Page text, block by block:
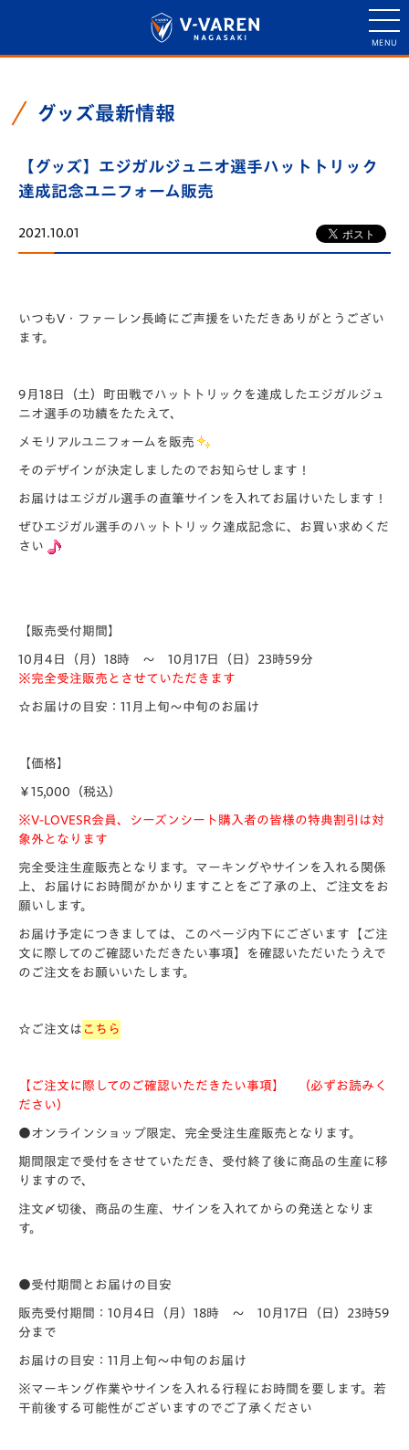
グッズ最新情報
【グッズ】エジガルジュニオ選手ハットトリック
達成記念ユニフォーム販売
2021.10.01
いつもV・ファーレン長崎にご声援をいただきありがとうござい
ます。
9月18日（土）町田戦でハットトリックを達成したエジガルジュ
ニオ選手の功績をたたえて、
メモリアルユニフォームを販売
そのデザインが決定しましたのでお知らせします！
お届けはエジガル選手の直筆サインを入れてお届けいたします！
ぜひエジガル選手のハットトリック達成記念に、お買い求めくだ
さい
【販売受付期間】
10月4日（月）18時 ～ 10月17日（日）23時59分
※完全受注販売とさせていただきます
☆お届けの目安：11月上旬～中旬のお届け
【価格】
￥15,000（税込）
※V-LOVESR会員、シーズンシート購入者の皆様の特典割引は対
象外となります
完全受注生産販売となります。マーキングやサインを入れる関係
上、お届けにお時間がかかりますことをご了承の上、ご注文をお
願いします。
お届け予定につきましては、このページ内下にございます【ご注
文に際してのご確認いただきたい事項】を確認いただいたうえで
のご注文をお願いいたします。
☆ご注文は こちら
【ご注文に際してのご確認いただきたい事項】 （必ずお読みく
ださい）
●オンラインショップ限定、完全受注生産販売となります。
期間限定で受付をさせていただき、受付終了後に商品の生産に移
りますので、
注文〆切後、商品の生産、サインを入れてからの発送となりま
す。
●受付期間とお届けの目安
販売受付期間：10月4日（月）18時 ～ 10月17日（日）23時59
分まで
お届けの目安：11月上旬～中旬のお届け
※マーキング作業やサインを入れる行程にお時間を要します。若
干前後する可能性がございますのでご了承ください